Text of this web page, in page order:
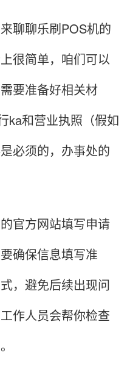
聊聊乐刷POS机的
很简单，咱们可以
要准备好相关材
ka和营业执照（假如
必须的，办事处的
官方网站填写申请
确保信息填写准
，避免后续出现问
作人员会帮你检查